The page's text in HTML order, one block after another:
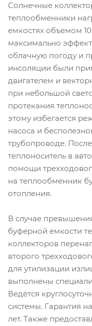
Солнечные
теплообменники
емкостях объемом
максимально
облачную погоду и
инсоляции были
двигателем и
при небольшой
протекания
этому избегается
насоса и
трубопроводе.
теплоноситель в
помощи
на теплообменник
отопления.
В случае
буферной емкости
коллекторов
второго
для утилизации
выполнены
Ведётся
системы. Гарантия
лет. Также